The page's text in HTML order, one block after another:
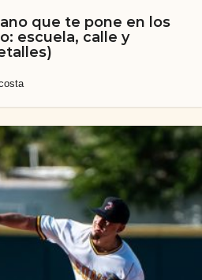
que te pone en los
escuela, calle y